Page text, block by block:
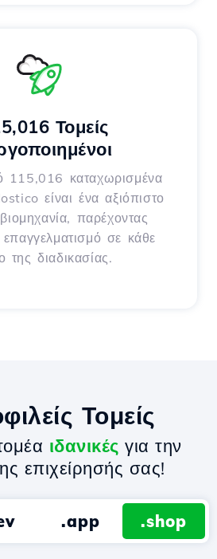
Τομείς
καταχωρισμένα
είναι ένα αξιόπιστο
παρέχοντας
επαγγελματισμό σε κάθε
της διαδικασίας.
Τομείς
ιδανικές για την
επιχείρησής σας!
.app .shop